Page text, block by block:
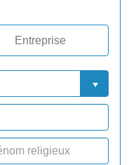
Entreprise